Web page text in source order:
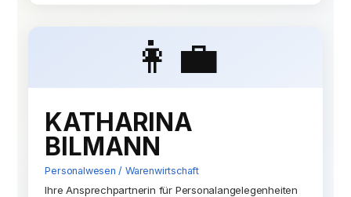
👩‍💼
KATHARINA
BILMANN
Personalwesen / Warenwirtschaft
Ihre Ansprechpartnerin für Personalangelegenheiten